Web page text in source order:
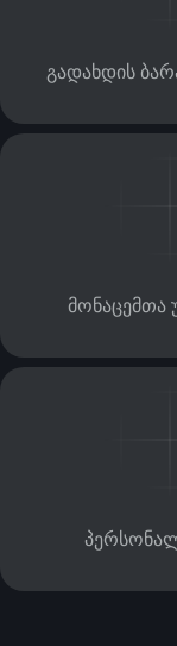
გადახდის
მონაცემთა